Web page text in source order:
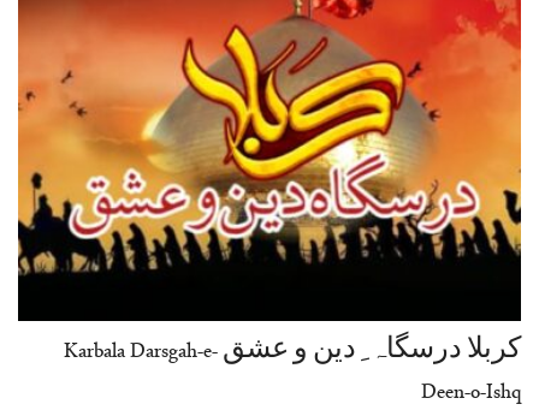
کربلا درسگاہ ِ دین و عشق Karbala Darsgah-e-
Deen-o-Ishq